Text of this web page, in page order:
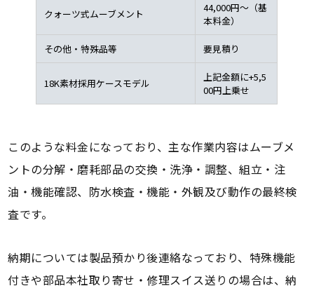
クォーツ式ムーブメント
44,000円～（基
本料金）
その他・特殊品等 要見積り
18K素材採用ケースモデル
上記金額に+5,5
00円上乗せ
このような料金になっており、主な作業内容はムーブメ
ントの分解・磨耗部品の交換・洗浄・調整、組立・注
油・機能確認、防水検査・機能・外観及び動作の最終検
査です。
納期については製品預かり後連絡なっており、特殊機能
付きや部品本社取り寄せ・修理スイス送りの場合は、納